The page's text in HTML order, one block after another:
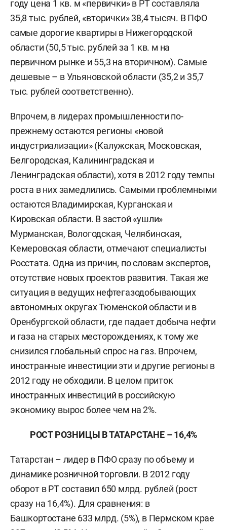
году цена 1 кв. м «первички» в РТ составляла
35,8 тыс. рублей, «вторички» 38,4 тысяч. В ПФО
самые дорогие квартиры в Нижегородской
области (50,5 тыс. рублей за 1 кв. м на
первичном рынке и 55,3 на вторичном). Самые
дешевые – в Ульяновской области (35,2 и 35,7
тыс. рублей соответственно).
Впрочем, в лидерах промышленности по-
прежнему остаются регионы «новой
индустриализации» (Калужская, Московская,
Белгородская, Калининградская и
Ленинградская области), хотя в 2012 году темпы
роста в них замедлились. Самыми проблемными
остаются Владимирская, Курганская и
Кировская области. В застой «ушли»
Мурманская, Вологодская, Челябинская,
Кемеровская области, отмечают специалисты
Росстата. Одна из причин, по словам экспертов,
отсутствие новых проектов развития. Такая же
ситуация в ведущих нефтегазодобывающих
автономных округах Тюменской области и в
Оренбургской области, где падает добыча нефти
и газа на старых месторождениях, к тому же
снизился глобальный спрос на газ. Впрочем,
иностранные инвестиции эти и другие регионы в
2012 году не обходили. В целом приток
иностранных инвестиций в российскую
экономику вырос более чем на 2%.
РОСТ РОЗНИЦЫ В ТАТАРСТАНЕ – 16,4%
Татарстан – лидер в ПФО сразу по объему и
динамике розничной торговли. В 2012 году
оборот в РТ составил 650 млрд. рублей (рост
сразу на 16,4%). Для сравнения: в
Башкортостане 633 млрд. (5%), в Пермском крае